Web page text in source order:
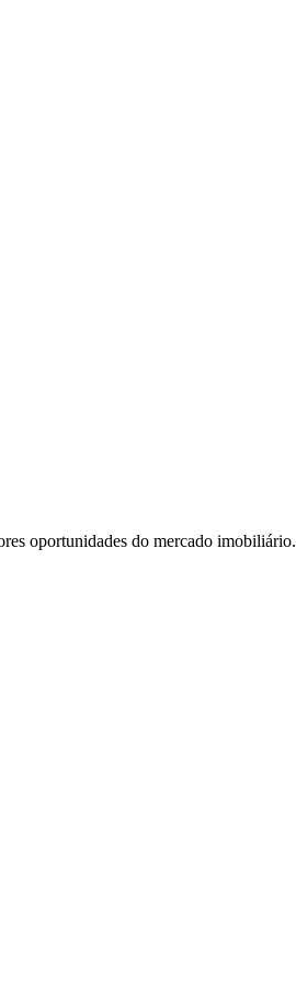
oportunidades do mercado imobiliário.